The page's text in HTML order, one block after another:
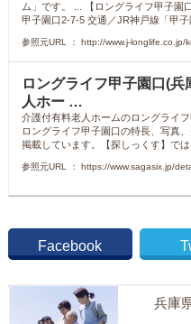
ム」です。 ... 【ロングライフ甲子園
甲子園口2-7-5 交通／JR神戸線「甲子
参照元URL ： http://www.j-longlife.co.jp/
ロングライフ甲子園口(
人ホー …
介護付有料老人ホームのロングライ
ロングライフ甲子園口の特長、写真
掲載しています。【探しっくす】で
参照元URL ： https://www.sagasix.jp/
Facebook
兵庫